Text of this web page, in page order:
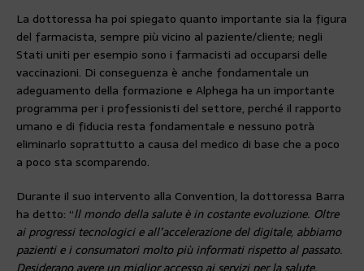
La dottoressa ha poi spiegato quanto importante sia la figura
del farmacista, sempre più vicino al paziente/cliente; negli
Stati uniti per esempio sono i farmacisti ad occuparsi delle
vaccinazioni. Di conseguenza è anche fondamentale un
adeguamento della formazione e Alphega ha un importante
programma per i professionisti del settore, perché il rapporto
umano e di fiducia resta fondamentale e nessuno potrà
eliminarlo soprattutto a causa del medico di base che a poco
a poco sta scomparendo.
Durante il suo intervento alla Convention, la dottoressa Barra
ha detto: “ll mondo della salute è in costante evoluzione. Oltre
ai progressi tecnologici e all’accelerazione del digitale, abbiamo
pazienti e i consumatori molto più informati rispetto al passato.